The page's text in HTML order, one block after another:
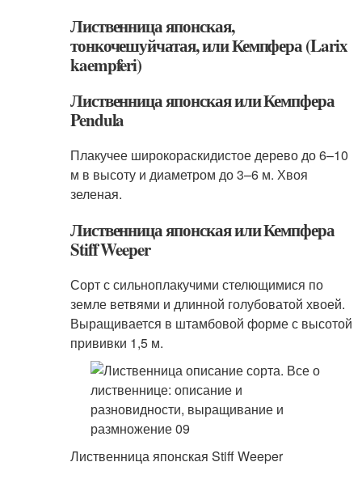
Лиственница японская,
тонкочешуйчатая, или Кемпфера (Larix
kaempferi)
Лиственница японская или Кемпфера
Pendula
Плакучее широкораскидистое дерево до 6–10
м в высоту и диаметром до 3–6 м. Хвоя
зеленая.
Лиственница японская или Кемпфера
Stiff Weeper
Сорт с сильноплакучими стелющимися по
земле ветвями и длинной голубоватой хвоей.
Выращивается в штамбовой форме с высотой
прививки 1,5 м.
Лиственница японская Stiff Weeper